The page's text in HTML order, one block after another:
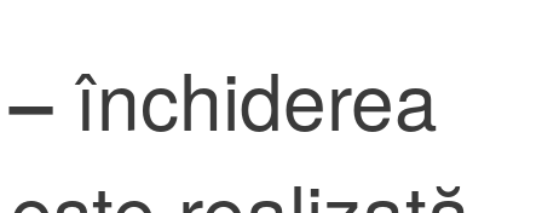
–închiderea